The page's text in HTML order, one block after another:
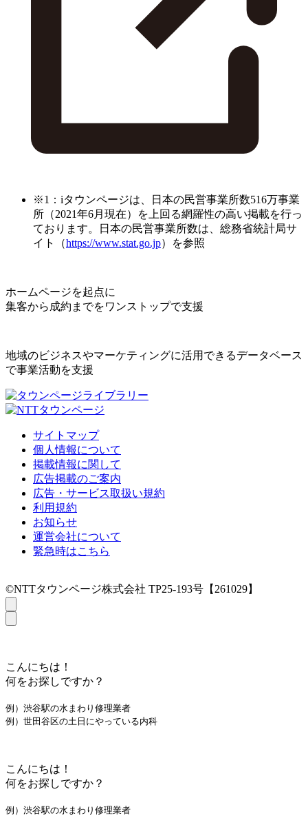
※1：iタウンページは、日本の民営事業所数516万事業
所（2021年6月現在）を上回る網羅性の高い掲載を行っ
ております。日本の民営事業所数は、総務省統計局サ
イト（https://www.stat.go.jp）を参照
ホームページを起点に
集客から成約までをワンストップで支援
地域のビジネスやマーケティングに活用できるデータベース
で事業活動を支援
サイトマップ
個人情報について
掲載情報に関して
広告掲載のご案内
広告・サービス取扱い規約
利用規約
お知らせ
運営会社について
緊急時はこちら
©NTTタウンページ株式会社 TP25-193号【261029】
こんにちは！
何をお探しですか？
例）渋谷駅の水まわり修理業者
例）世田谷区の土日にやっている内科
こんにちは！
何をお探しですか？
例）渋谷駅の水まわり修理業者